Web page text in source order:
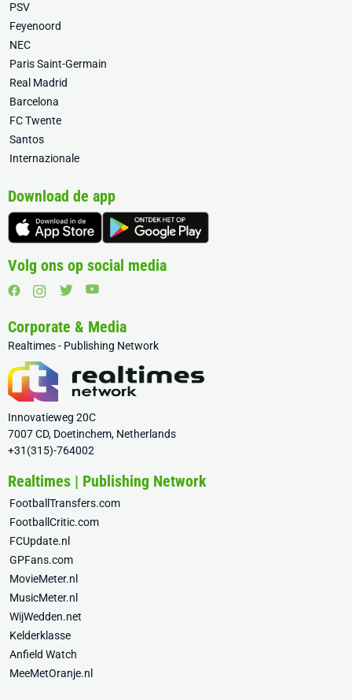
PSV
Feyenoord
NEC
Paris Saint-Germain
Real Madrid
Barcelona
FC Twente
Santos
Internazionale
Download de app
Volg ons op social media
Corporate & Media
Realtimes - Publishing Network
Innovatieweg 20C
7007 CD, Doetinchem, Netherlands
+31(315)-764002
Realtimes | Publishing Network
FootballTransfers.com
FootballCritic.com
FCUpdate.nl
GPFans.com
MovieMeter.nl
MusicMeter.nl
WijWedden.net
Kelderklasse
Anfield Watch
MeeMetOranje.nl